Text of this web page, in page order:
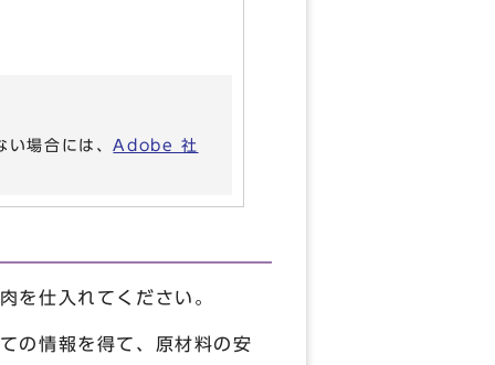
い場合には、Adobe 社
を仕入れてください。
の情報を得て、原材料の安